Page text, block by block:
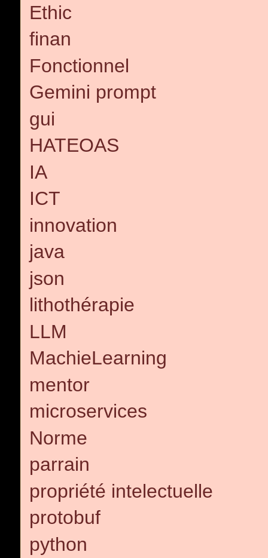
Ethic
finan
Fonctionnel
Gemini prompt
gui
HATEOAS
IA
ICT
innovation
java
json
lithothérapie
LLM
MachieLearning
mentor
microservices
Norme
parrain
propriété intelectuelle
protobuf
python